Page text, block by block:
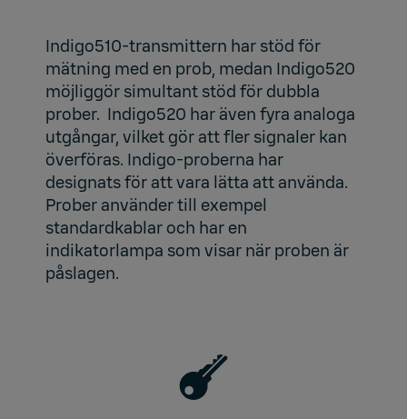
Indigo510-transmittern har stöd för
mätning med en prob, medan Indigo520
möjliggör simultant stöd för dubbla
prober. Indigo520 har även fyra analoga
utgångar, vilket gör att fler signaler kan
överföras. Indigo-proberna har
designats för att vara lätta att använda.
Prober använder till exempel
standardkablar och har en
indikatorlampa som visar när proben är
påslagen.